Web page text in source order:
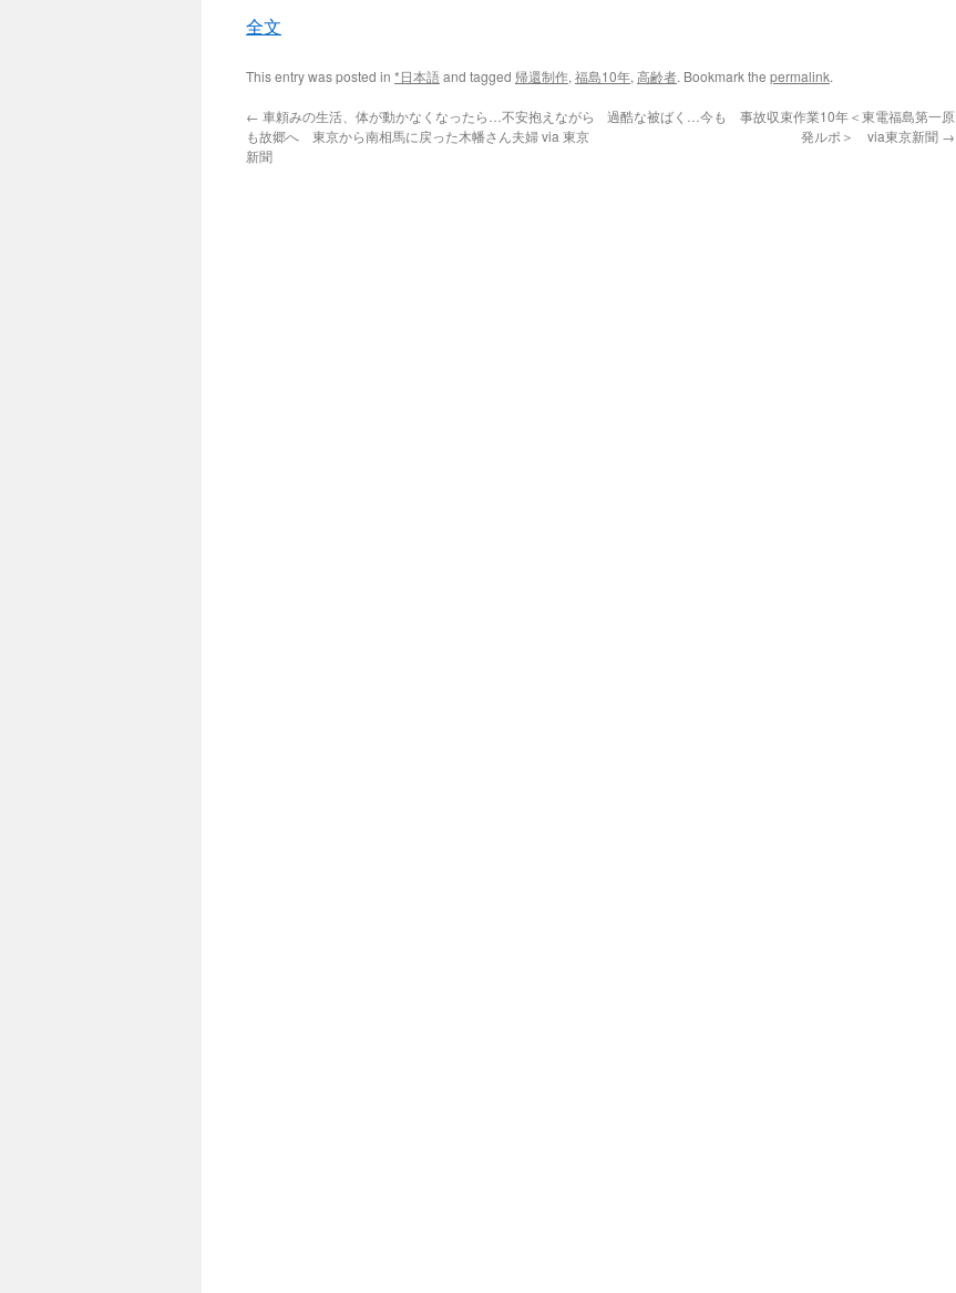
全文
This entry was posted in *日本語and tagged 帰還制作, 福島10年, 高齢者. Bookmark the permalink.
← 車頼みの生活、体が動かなくなったら…不安抱えながら
も故郷へ 東京から南相馬に戻った木幡さん夫婦 via 東京
新聞
過酷な被ばく…今も 事故収束作業10年＜東電福島第一原
発ルポ＞ via東京新聞 →